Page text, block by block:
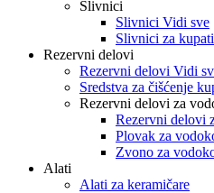
Slivnici
Slivnici Vidi sve
Slivnici za
Rezervni delovi
Rezervni delovi Vidi
Sredstva za čišćenje
Rezervni delovi za
Rezervni delovi
Plovak za
Zvono za
Alati
Alati za keramičare